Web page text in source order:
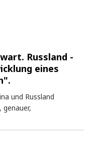
Russland -
eines
und Russland